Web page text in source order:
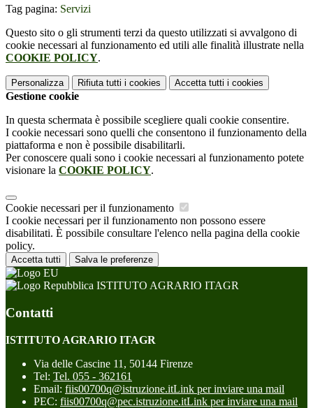
Tag pagina: Servizi
Questo sito o gli strumenti terzi da questo utilizzati si avvalgono di
cookie necessari al funzionamento ed utili alle finalità illustrate nella
COOKIE POLICY.
Personalizza Rifiuta tutti i cookies Accetta tutti i cookies
Gestione cookie
In questa schermata è possibile scegliere quali cookie consentire.
I cookie necessari sono quelli che consentono il funzionamento della
piattaforma e non è possibile disabilitarli.
Per conoscere quali sono i cookie necessari al funzionamento potete
visionare la COOKIE POLICY.
Cookie necessari per il funzionamento
I cookie necessari per il funzionamento non possono essere
disabilitati. È possibile consultare l'elenco nella pagina della cookie
policy.
Accetta tutti Salva le preferenze
ISTITUTO AGRARIO ITAGR
Contatti
ISTITUTO AGRARIO ITAGR
Via delle Cascine 11, 50144 Firenze
Tel: Tel. 055 - 362161
Email: fiis00700q@istruzione.itLink per inviare una mail
PEC: fiis00700q@pec.istruzione.itLink per inviare una mail